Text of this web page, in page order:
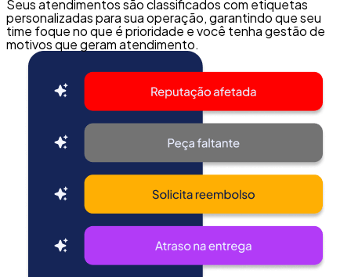
Seus atendimentos são classificados com etiquetas
personalizadas para sua operação, garantindo que seu
time foque no que é prioridade e você tenha gestão de
motivos que geram atendimento.